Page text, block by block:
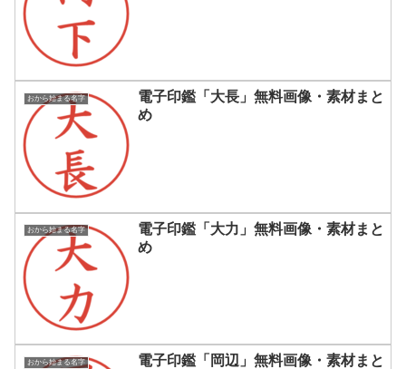
おから始まる名字
電子印鑑「大長」無料画像・素材まと
め
おから始まる名字
電子印鑑「大力」無料画像・素材まと
め
おから始まる名字
電子印鑑「岡辺」無料画像・素材まと